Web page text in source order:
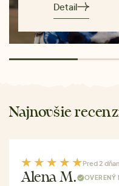
Detail
Najnovšie
Pred 2
Alena M. OVERENÝ